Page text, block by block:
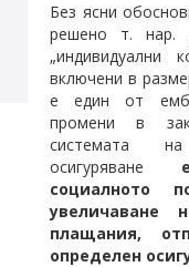
Без ясни
решено т. нар.
„индивидуални
включени в
е един от
промени в
системата
осигуряване
социалното
увеличаване
плащания,
определен